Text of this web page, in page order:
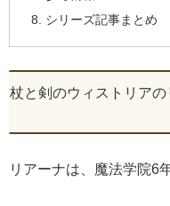
シリーズ記事まとめ
杖と剣のウィストリアの
リアーナは、魔法学院6